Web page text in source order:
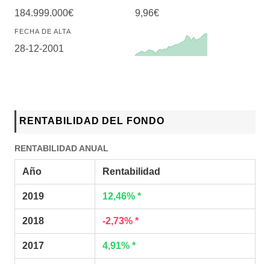
184.999.000€ 9,96€
FECHA DE ALTA
28-12-2001
RENTABILIDAD DEL FONDO
RENTABILIDAD ANUAL
Año Rentabilidad
2019 12,46% *
2018 -2,73% *
2017 4,91% *